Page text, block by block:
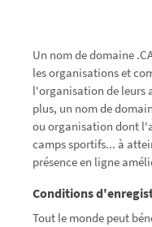
Un nom de domaine
les organisations et
l'organisation de leurs
plus, un nom de
ou organisation dont
camps sportifs... à
présence en ligne
Conditions
Tout le monde peut